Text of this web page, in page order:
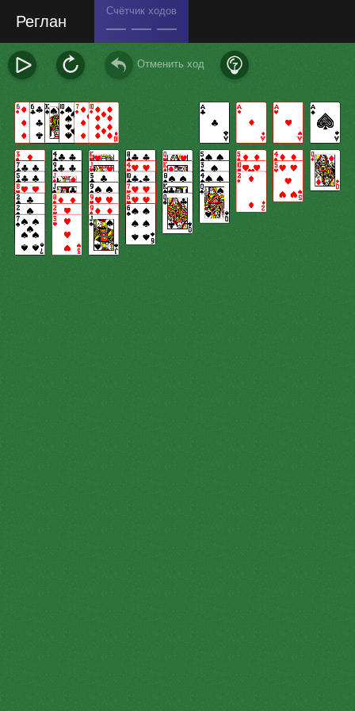
Реглан
Счётчик ходов
— — —
Отменить ход